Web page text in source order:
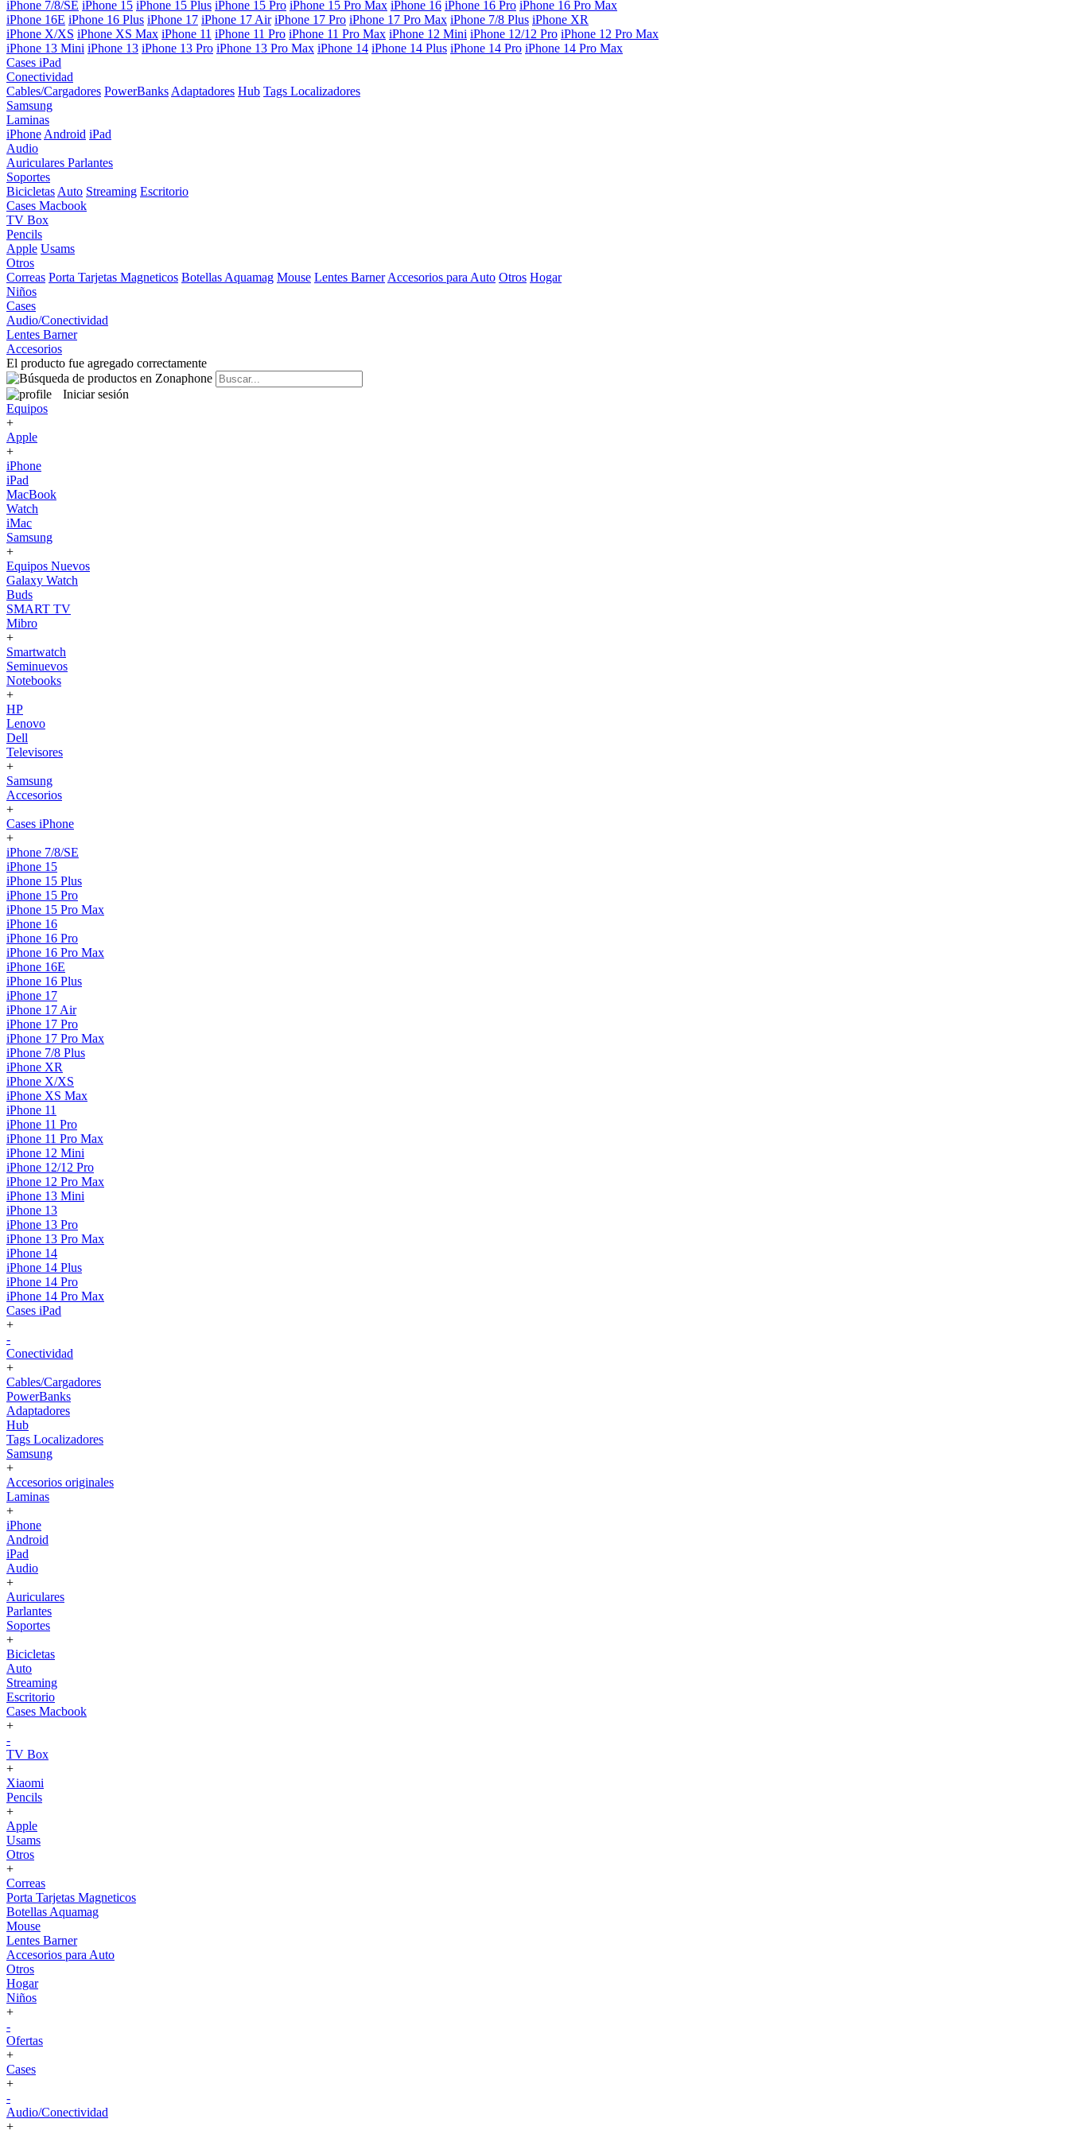
iPhone 7/8/SE iPhone 15 iPhone 15 Plus iPhone 15 Pro iPhone 15 Pro Max iPhone 16 iPhone 16 Pro iPhone 16 Pro Max
iPhone 16E iPhone 16 Plus iPhone 17 iPhone 17 Air iPhone 17 Pro iPhone 17 Pro Max iPhone 7/8 Plus iPhone XR
iPhone X/XS iPhone XS Max iPhone 11 iPhone 11 Pro iPhone 11 Pro Max iPhone 12 Mini iPhone 12/12 Pro iPhone 12 Pro Max
iPhone 13 Mini iPhone 13 iPhone 13 Pro iPhone 13 Pro Max iPhone 14 iPhone 14 Plus iPhone 14 Pro iPhone 14 Pro Max
Cases iPad
Conectividad
Cables/Cargadores PowerBanks Adaptadores Hub Tags Localizadores
Samsung
Laminas
iPhone Android iPad
Audio
Auriculares Parlantes
Soportes
Bicicletas Auto Streaming Escritorio
Cases Macbook
TV Box
Pencils
Apple Usams
Otros
Correas Porta Tarjetas Magneticos Botellas Aquamag Mouse Lentes Barner Accesorios para Auto Otros Hogar
Niños
Cases
Audio/Conectividad
Lentes Barner
Accesorios
El producto fue agregado correctamente
Iniciar sesión
Equipos
+
Apple
+
iPhone
iPad
MacBook
Watch
iMac
Samsung
+
Equipos Nuevos
Galaxy Watch
Buds
SMART TV
Mibro
+
Smartwatch
Seminuevos
Notebooks
+
HP
Lenovo
Dell
Televisores
+
Samsung
Accesorios
+
Cases iPhone
+
iPhone 7/8/SE
iPhone 15
iPhone 15 Plus
iPhone 15 Pro
iPhone 15 Pro Max
iPhone 16
iPhone 16 Pro
iPhone 16 Pro Max
iPhone 16E
iPhone 16 Plus
iPhone 17
iPhone 17 Air
iPhone 17 Pro
iPhone 17 Pro Max
iPhone 7/8 Plus
iPhone XR
iPhone X/XS
iPhone XS Max
iPhone 11
iPhone 11 Pro
iPhone 11 Pro Max
iPhone 12 Mini
iPhone 12/12 Pro
iPhone 12 Pro Max
iPhone 13 Mini
iPhone 13
iPhone 13 Pro
iPhone 13 Pro Max
iPhone 14
iPhone 14 Plus
iPhone 14 Pro
iPhone 14 Pro Max
Cases iPad
+
-
Conectividad
+
Cables/Cargadores
PowerBanks
Adaptadores
Hub
Tags Localizadores
Samsung
+
Accesorios originales
Laminas
+
iPhone
Android
iPad
Audio
+
Auriculares
Parlantes
Soportes
+
Bicicletas
Auto
Streaming
Escritorio
Cases Macbook
+
-
TV Box
+
Xiaomi
Pencils
+
Apple
Usams
Otros
+
Correas
Porta Tarjetas Magneticos
Botellas Aquamag
Mouse
Lentes Barner
Accesorios para Auto
Otros
Hogar
Niños
+
-
Ofertas
+
Cases
+
-
Audio/Conectividad
+